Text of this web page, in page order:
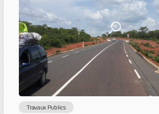
Travaux Publics